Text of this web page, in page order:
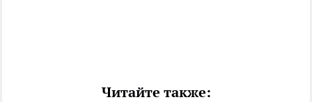
Читайте также: